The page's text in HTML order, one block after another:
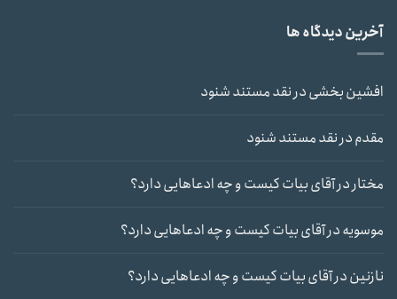
آخرین دیدگاه ها
افشین بخشیدرنقد مستند شنود
مقدمدرنقد مستند شنود
مختاردرآقای بیات کیست و چه ادعاهایی دارد؟
موسویهدرآقای بیات کیست و چه ادعاهایی دارد؟
نازنیندرآقای بیات کیست و چه ادعاهایی دارد؟